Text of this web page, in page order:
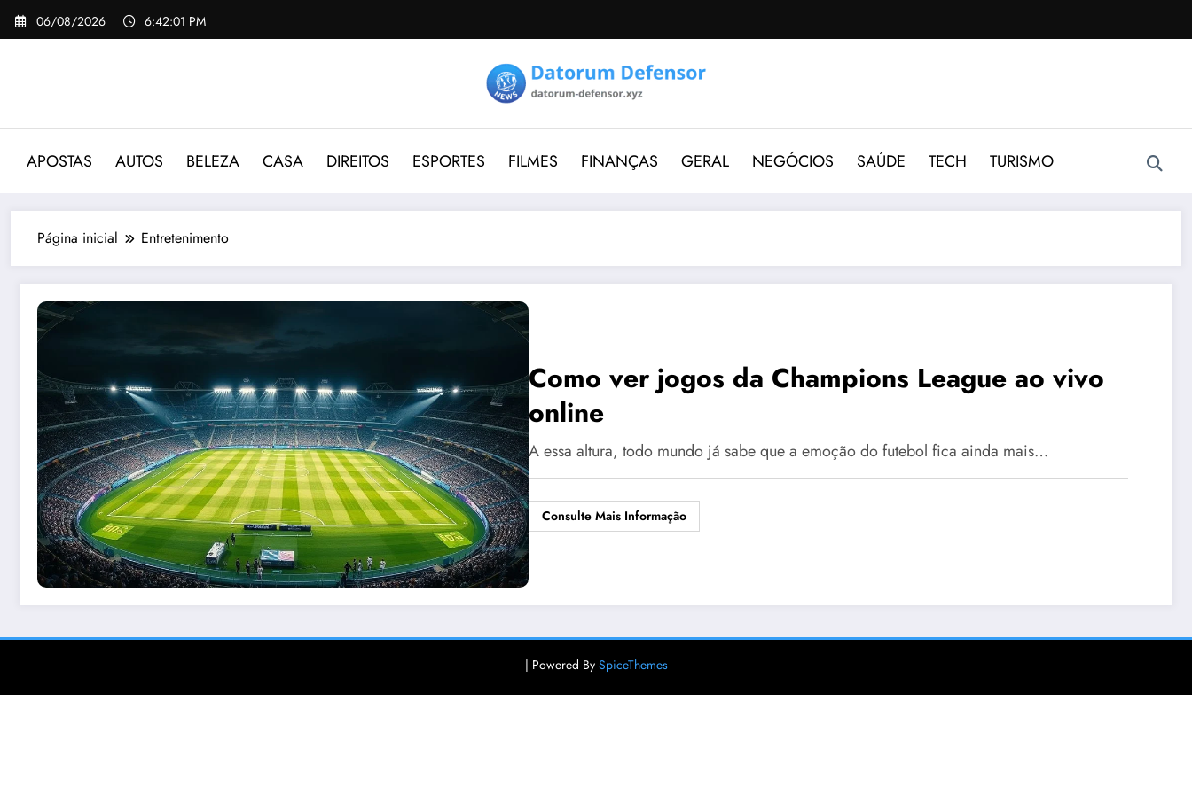
Pular
para
06/08/2026 6:42:01 PM
APOSTAS AUTOS BELEZA CASA DIREITOS ESPORTES FILMES FINANÇAS GERAL NEGÓCIOS SAÚDE TECH TURISMO
Página inicial Entretenimento
Como ver jogos da Champions League ao vivo
online
A essa altura, todo mundo já sabe que a emoção do futebol fica ainda mais…
Consulte Mais Informação
| Powered By SpiceThemes